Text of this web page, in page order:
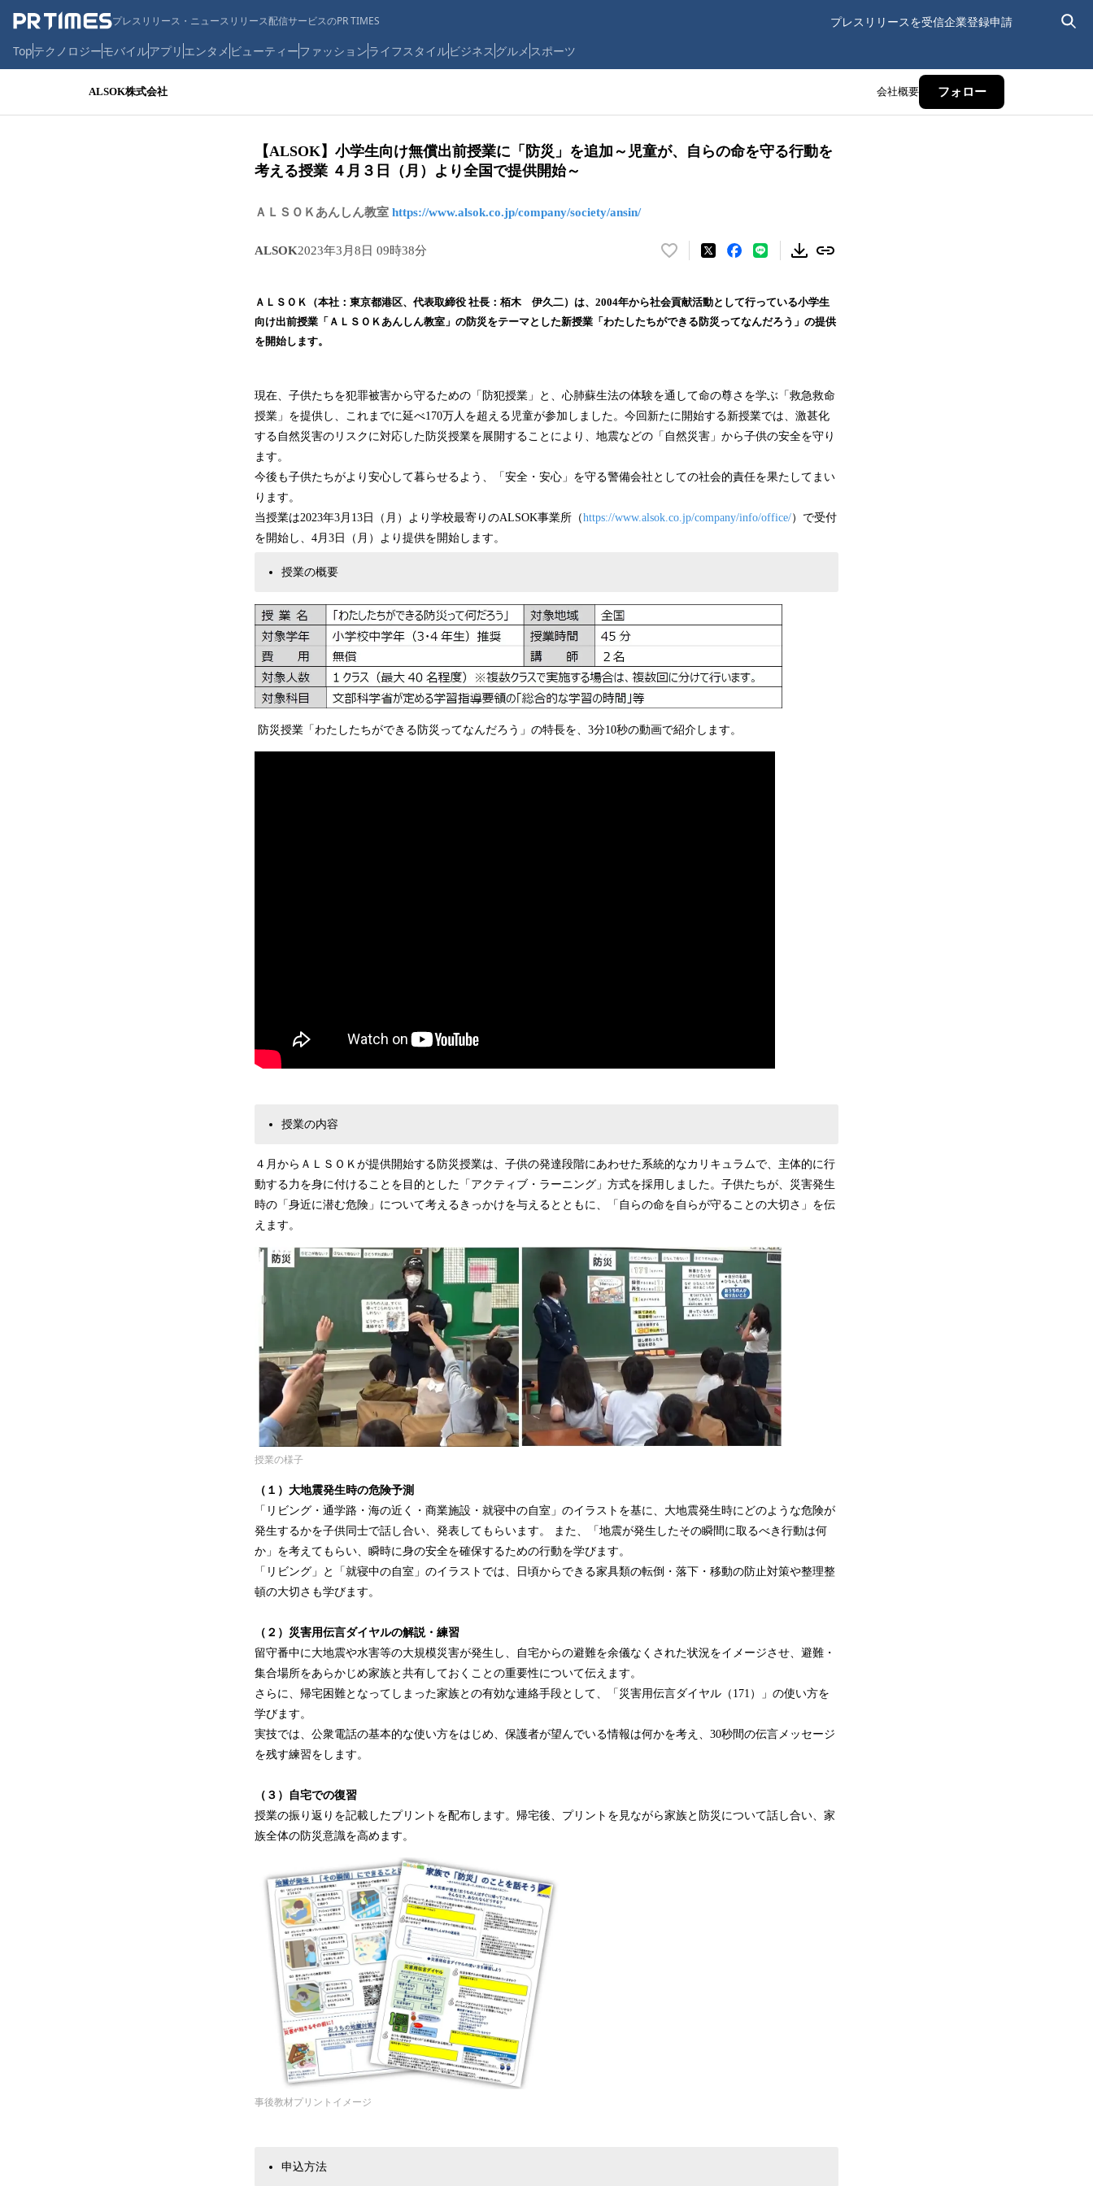
プレスリリース・ニュースリリース配信サービスのPR TIMES プレスリリースを受信企業登録申請
Topテクノロジーモバイルアプリ エンタメ ビューティーファッションライフスタイルビジネス グルメ スポーツ
ALSOK株式会社 会社概要 フォロー
【ALSOK】小学生向け無償出前授業に「防災」を追加～児童が、自らの命を守る行動を
考える授業 ４月３日（月）より全国で提供開始～
ＡＬＳＯＫあんしん教室 https://www.alsok.co.jp/company/society/ansin/
ALSOK2023年3月8日 09時38分
い
！
数
込
み
中
で
ＡＬＳＯＫ（本社：東京都港区、代表取締役 社長：栢木 伊久二）は、2004年から社会貢献活動として行っている小学生
向け出前授業「ＡＬＳＯＫあんしん教室」の防災をテーマとした新授業「わたしたちができる防災ってなんだろう」の提供
を開始します。
現在、子供たちを犯罪被害から守るための「防犯授業」と、心肺蘇生法の体験を通して命の尊さを学ぶ「救急救命
授業」を提供し、これまでに延べ170万人を超える児童が参加しました。今回新たに開始する新授業では、激甚化
する自然災害のリスクに対応した防災授業を展開することにより、地震などの「自然災害」から子供の安全を守り
ます。
今後も子供たちがより安心して暮らせるよう、「安全・安心」を守る警備会社としての社会的責任を果たしてまい
ります。
当授業は2023年3月13日（月）より学校最寄りのALSOK事業所（https://www.alsok.co.jp/company/info/office/）で受付
を開始し、4月3日（月）より提供を開始します。
授業の概要
防災授業「わたしたちができる防災ってなんだろう」の特長を、3分10秒の動画で紹介します。
授業の内容
４月からＡＬＳＯＫが提供開始する防災授業は、子供の発達段階にあわせた系統的なカリキュラムで、主体的に行
動する力を身に付けることを目的とした「アクティブ・ラーニング」方式を採用しました。子供たちが、災害発生
時の「身近に潜む危険」について考えるきっかけを与えるとともに、「自らの命を自らが守ることの大切さ」を伝
えます。
授業の様子
（１）大地震発生時の危険予測
「リビング・通学路・海の近く・商業施設・就寝中の自室」のイラストを基に、大地震発生時にどのような危険が
発生するかを子供同士で話し合い、発表してもらいます。 また、「地震が発生したその瞬間に取るべき行動は何
か」を考えてもらい、瞬時に身の安全を確保するための行動を学びます。
「リビング」と「就寝中の自室」のイラストでは、日頃からできる家具類の転倒・落下・移動の防止対策や整理整
頓の大切さも学びます。
（２）災害用伝言ダイヤルの解説・練習
留守番中に大地震や水害等の大規模災害が発生し、自宅からの避難を余儀なくされた状況をイメージさせ、避難・
集合場所をあらかじめ家族と共有しておくことの重要性について伝えます。
さらに、帰宅困難となってしまった家族との有効な連絡手段として、「災害用伝言ダイヤル（171）」の使い方を
学びます。
実技では、公衆電話の基本的な使い方をはじめ、保護者が望んでいる情報は何かを考え、30秒間の伝言メッセージ
を残す練習をします。
（３）自宅での復習
授業の振り返りを記載したプリントを配布します。帰宅後、プリントを見ながら家族と防災について話し合い、家
族全体の防災意識を高めます。
事後教材プリントイメージ
申込方法